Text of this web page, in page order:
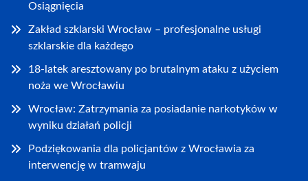
Osiągnięcia
Zakład szklarski Wrocław – profesjonalne usługi
szklarskie dla każdego
18-latek aresztowany po brutalnym ataku z użyciem
noża we Wrocławiu
Wrocław: Zatrzymania za posiadanie narkotyków w
wyniku działań policji
Podziękowania dla policjantów z Wrocławia za
interwencję w tramwaju